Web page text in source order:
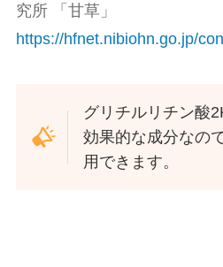
究所 「甘草」
https://hfnet.nibiohn.go.jp/
グリチルリチン酸
効果的な成分なの
用できます。